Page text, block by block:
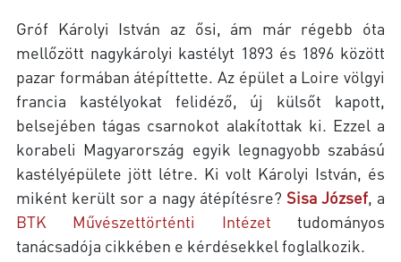
Gróf Károlyi István az ősi, ám már régebb óta
mellőzött nagykárolyi kastélyt 1893 és 1896 között
pazar formában átépíttette. Az épület a Loire völgyi
francia kastélyokat felidéző, új külsőt kapott,
belsejében tágas csarnokot alakítottak ki. Ezzel a
korabeli Magyarország egyik legnagyobb szabású
kastélyépülete jött létre. Ki volt Károlyi István, és
miként került sor a nagy átépítésre? Sisa József, a
BTK Művészettörténti Intézet tudományos
tanácsadója cikkében e kérdésekkel foglalkozik.